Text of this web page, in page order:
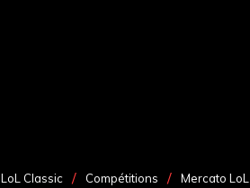
LoL Classic Compétitions
Mercato LoL